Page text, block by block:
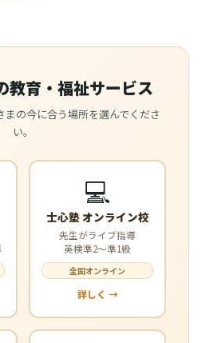
教育・福祉サービス
の今に合う場所を選んでくださ
い。
💻
士心塾 オンライン校
先生がライブ指導
英検準2〜準1級
全国オンライン
詳しく →